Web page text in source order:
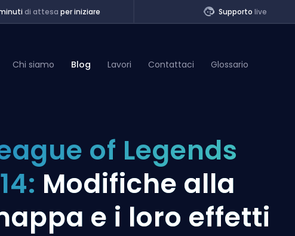
di attesa per iniziare Supporto live
Chi siamo Blog Lavori Contattaci Glossario
of Legends
Modifiche alla
e i loro effetti